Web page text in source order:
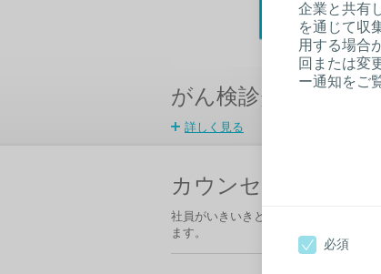
企業と共有
を通じて収
用する場合
回または変
ー通知をご
必須
がん検診費用サポー
詳しく見る
カウンセリングサー
社員がいきいきと活躍することを
ます。